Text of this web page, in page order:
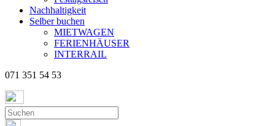
Nachhaltigkeit
Selber buchen
MIETWAGEN
FERIENHÄUSER
INTERRAIL
071 351 54 53